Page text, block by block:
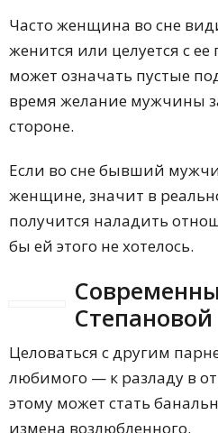
Часто женщина во сне
женится или целуется с
может означать пустые
время желание мужчины
стороне.
Если во сне бывший
женщине, значит в
получится наладить
бы ей этого не хотелось.
Степановой
Целоваться с другим
любимого — к разладу в
этому может стать
измена возлюбленного.